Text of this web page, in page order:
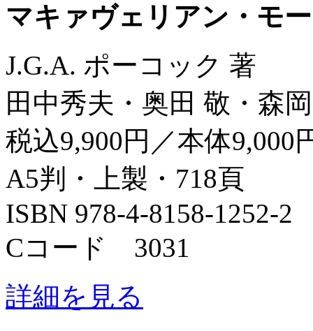
マキァヴェリアン・モ
J.G.A. ポーコック 著
田中秀夫・奥田 敬・森
税込9,900円／本体9,000
A5判・上製・718頁
ISBN 978-4-8158-1252-2
Cコード 3031
詳細を見る